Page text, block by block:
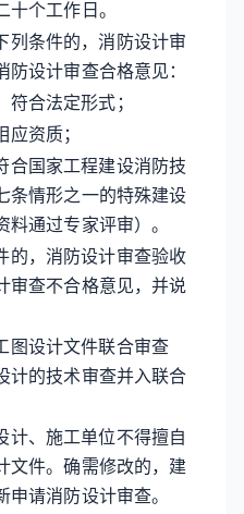
个工作日。
条件的，消防设计审
设计审查合格意见：
符合法定形式；
应资质；
合国家工程建设消防技
条情形之一的特殊建设
通过专家评审）。
的，消防设计审查验收
审查不合格意见，并说
设计文件联合审查
计的技术审查并入联合
、施工单位不得擅自
文件。确需修改的，建
请消防设计审查。